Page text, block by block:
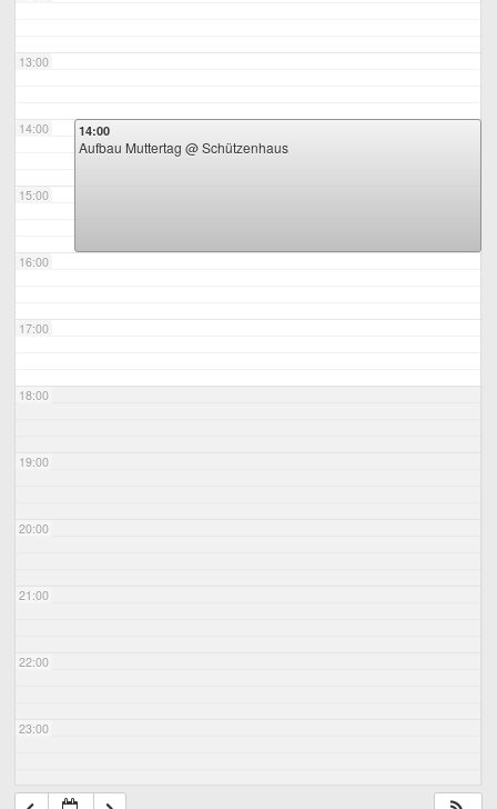
13:00
14:00
15:00
16:00
17:00
18:00
19:00
20:00
21:00
22:00
23:00
14:00
Aufbau Muttertag@ Schützenhaus